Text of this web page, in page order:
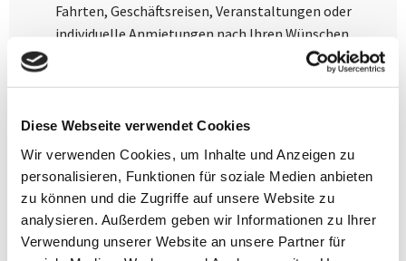
Diese Webseite verwendet Cookies
Wir verwenden Cookies, um Inhalte und Anzeigen zu
personalisieren, Funktionen für soziale Medien anbieten
zu können und die Zugriffe auf unsere Website zu
analysieren. Außerdem geben wir Informationen zu Ihrer
Verwendung unserer Website an unsere Partner für
Fahrten, Geschäftsreisen, Veranstaltungen oder
individuelle Anmietungen nach Ihren Wünschen.
Mehr erfahren